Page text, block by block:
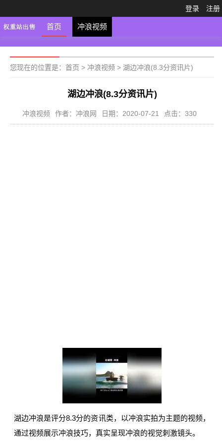
登录 注册
首页 冲浪视频
您现在的位置是： 首页 > 冲浪视频 > 湖边冲浪(8.3分资讯片)
湖边冲浪(8.3分资讯片)
冲浪视频 作者：冲浪网 日期：2020-07-21 点击：330
湖边冲浪是评分8.3分的资讯类，以冲浪实拍为主题的视频，
通过视频展示冲浪技巧，真实呈现冲浪的视觉刺激镜头。